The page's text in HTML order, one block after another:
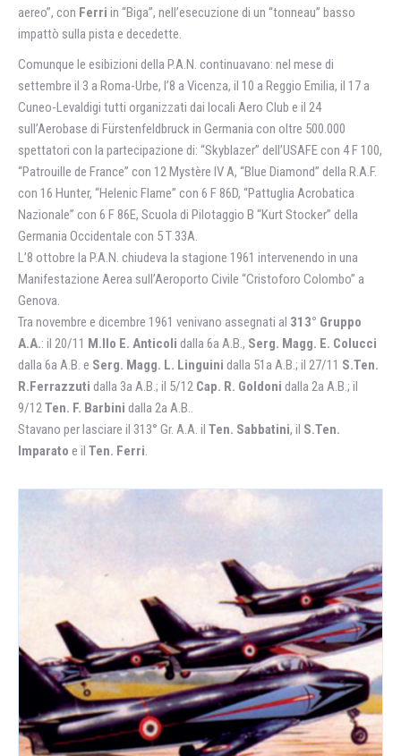
aereo”, con Ferri in “Biga”, nell’esecuzione di un “tonneau” basso
impattò sulla pista e decedette.
Comunque le esibizioni della P.A.N. continuavano: nel mese di
settembre il 3 a Roma-Urbe, l’8 a Vicenza, il 10 a Reggio Emilia, il 17 a
Cuneo-Levaldigi tutti organizzati dai locali Aero Club e il 24
sull’Aerobase di Fürstenfeldbruck in Germania con oltre 500.000
spettatori con la partecipazione di: “Skyblazer” dell’USAFE con 4 F 100,
“Patrouille de France” con 12 Mystère IV A, “Blue Diamond” della R.A.F.
con 16 Hunter, “Helenic Flame” con 6 F 86D, “Pattuglia Acrobatica
Nazionale” con 6 F 86E, Scuola di Pilotaggio B “Kurt Stocker” della
Germania Occidentale con 5 T 33A.
L’8 ottobre la P.A.N. chiudeva la stagione 1961 intervenendo in una
Manifestazione Aerea sull’Aeroporto Civile “Cristoforo Colombo” a
Genova.
Tra novembre e dicembre 1961 venivano assegnati al 313° Gruppo
A.A.: il 20/11 M.llo E. Anticoli dalla 6a A.B., Serg. Magg. E. Colucci
dalla 6a A.B. e Serg. Magg. L. Linguini dalla 51a A.B.; il 27/11 S.Ten.
R.Ferrazzuti dalla 3a A.B.; il 5/12 Cap. R. Goldoni dalla 2a A.B.; il
9/12Ten. F. Barbini dalla 2a A.B..
Stavano per lasciare il 313° Gr. A.A. il Ten. Sabbatini, il S.Ten.
Imparato e il Ten. Ferri.